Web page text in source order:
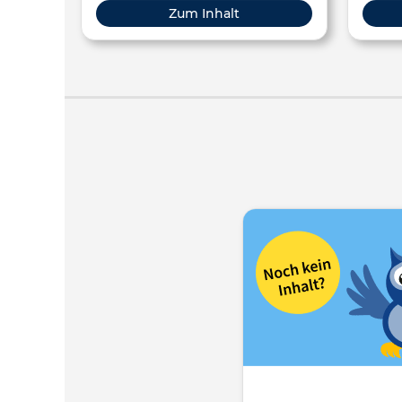
https://commons.wikimedia.org/wiki/File:Van_Gogh_-
Zum Inhalt